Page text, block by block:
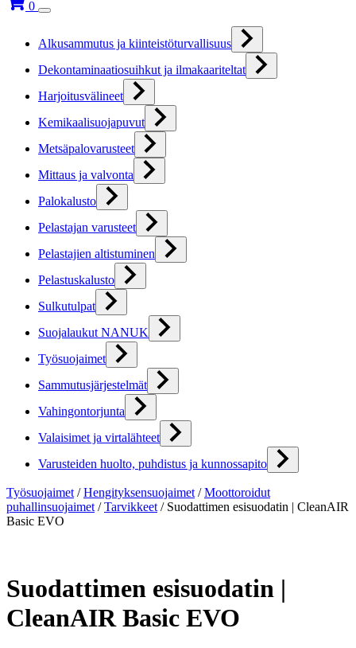
0
Alkusammutus ja kiinteistöturvallisuus
Dekontaminaatiosuihkut ja ilmakaariteltat
Harjoitusvälineet
Kemikaalisuojapuvut
Metsäpalovarusteet
Mittaus ja valvonta
Palokalusto
Pelastajan varusteet
Pelastajien altistuminen
Pelastuskalusto
Sulkutulpat
Suojalaukut NANUK
Työsuojaimet
Sammutusjärjestelmät
Vahingontorjunta
Valaisimet ja virtalähteet
Varusteiden huolto, puhdistus ja kunnossapito
Työsuojaimet /Hengityksensuojaimet /Moottoroidut
puhallinsuojaimet /Tarvikkeet / Suodattimen esisuodatin | CleanAIR
Basic EVO
Suodattimen esisuodatin |
CleanAIR Basic EVO